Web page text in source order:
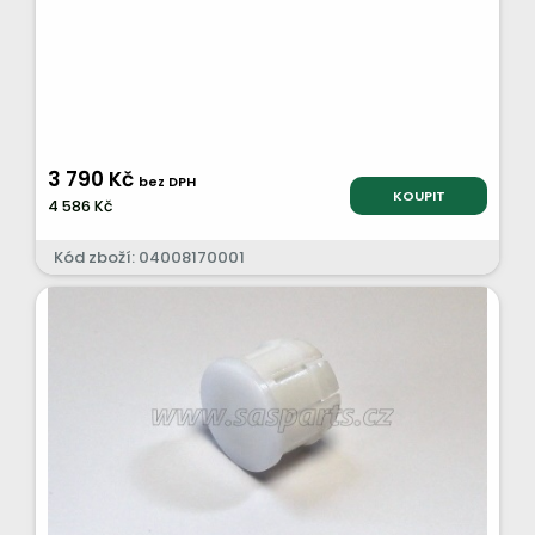
3 790 Kč bez DPH
4 586 Kč KOUPIT
Kód zboží: 04008170001